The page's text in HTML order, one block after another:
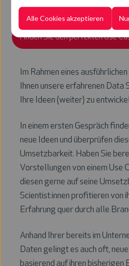
Alle Cookies akzeptieren
Finden Sie den perfekten Use
Im Rahmen eines
Ihnen unsere erfahrenen Data
Ihre Ideen (weiter) zu
In einem ersten Gespräch
neue Ideen und überprüfen
Umsetzbarkeit. Haben Sie
Vorstellungen von einem Use
diesen gerne auf seine
Scientist:innen profitieren von
Erfahrung quer durch alle
Anhand Ihrer bereits im
Daten gelingt es auch oft,
basierend auf ihren bisherigen